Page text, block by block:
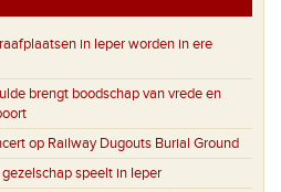
in Ieper worden in ere
brengt boodschap van vrede en
op Railway Dugouts Burial Ground
speelt in Ieper